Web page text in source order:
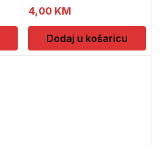
4,00 KM
Dodaj u košaricu